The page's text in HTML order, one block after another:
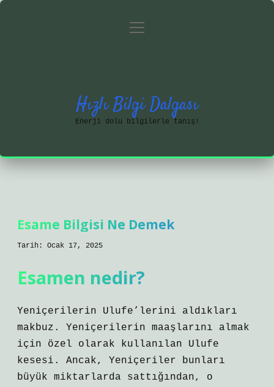
Gizlilik Politikası
menüyü
Hızlı Bilgi Dalgası
Enerji dolu bilgilerle tanış!
Esame Bilgisi Ne Demek
Tarih: Ocak 17, 2025
Esamen nedir?
Yeniçerilerin Ulufe’lerini aldıkları
makbuz. Yeniçerilerin maaşlarını almak
için özel olarak kullanılan Ulufe
kesesi. Ancak, Yeniçeriler bunları
büyük miktarlarda sattığından, o